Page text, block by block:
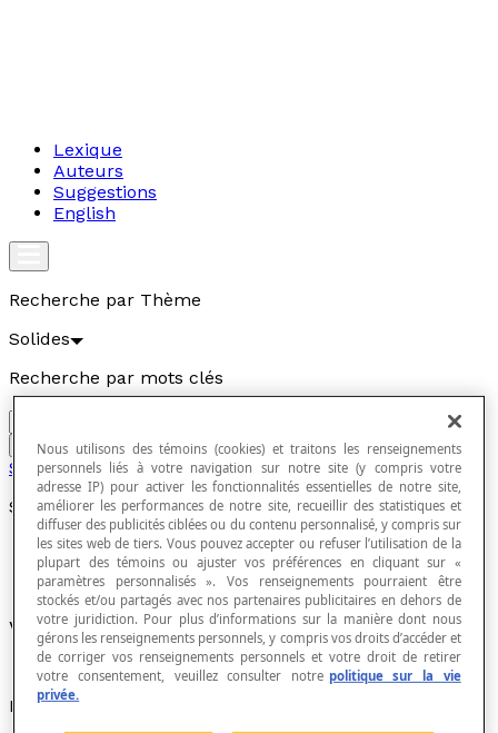
Lexique
Auteurs
Suggestions
English
Recherche par Thème
Solides
Recherche par mots clés
Aller
Solides
Solide de Platon
Voir « solide platonicien».
Recherche par thème
Nous utilisons des témoins (cookies) et traitons les renseignements
personnels liés à votre navigation sur notre site (y compris votre
adresse IP) pour activer les fonctionnalités essentielles de notre site,
améliorer les performances de notre site, recueillir des statistiques et
diffuser des publicités ciblées ou du contenu personnalisé, y compris sur
les sites web de tiers. Vous pouvez accepter ou refuser l’utilisation de la
plupart des témoins ou ajuster vos préférences en cliquant sur «
paramètres personnalisés ». Vos renseignements pourraient être
stockés et/ou partagés avec nos partenaires publicitaires en dehors de
votre juridiction. Pour plus d’informations sur la manière dont nous
gérons les renseignements personnels, y compris vos droits d’accéder et
de corriger vos renseignements personnels et votre droit de retirer
votre consentement, veuillez consulter notre politique sur la vie
privée.